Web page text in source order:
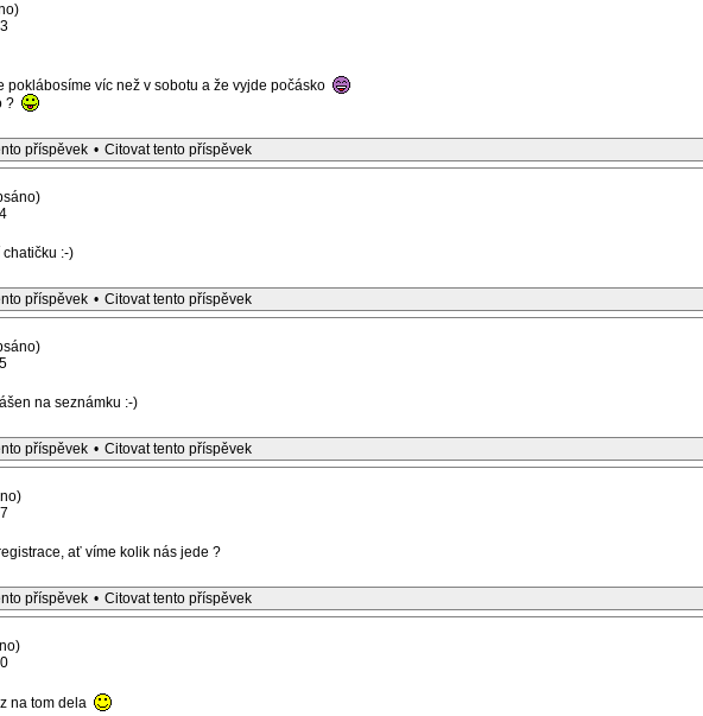
poklábosíme víc než v sobotu a že vyjde počásko
?
příspěvek • Citovat tento příspěvek
:-)
příspěvek • Citovat tento příspěvek
na seznámku :-)
příspěvek • Citovat tento příspěvek
ať víme kolik nás jede ?
příspěvek • Citovat tento příspěvek
na tom dela